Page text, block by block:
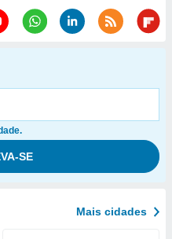
Mais cidades